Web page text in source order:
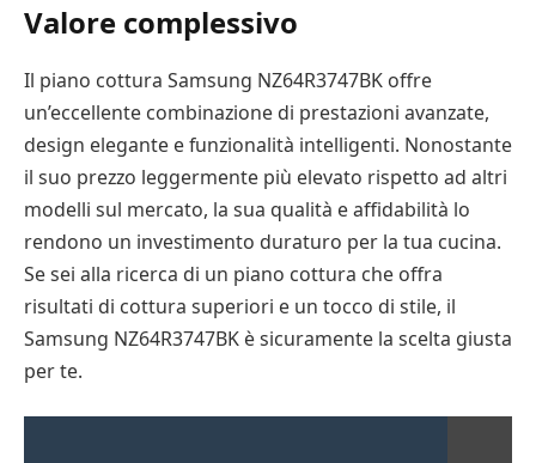
Valore complessivo
Il piano cottura Samsung NZ64R3747BK offre
un’eccellente combinazione di prestazioni avanzate,
design elegante e funzionalità intelligenti. Nonostante
il suo prezzo leggermente più elevato rispetto ad altri
modelli sul mercato, la sua qualità e affidabilità lo
rendono un investimento duraturo per la tua cucina.
Se sei alla ricerca di un piano cottura che offra
risultati di cottura superiori e un tocco di stile, il
Samsung NZ64R3747BK è sicuramente la scelta giusta
per te.